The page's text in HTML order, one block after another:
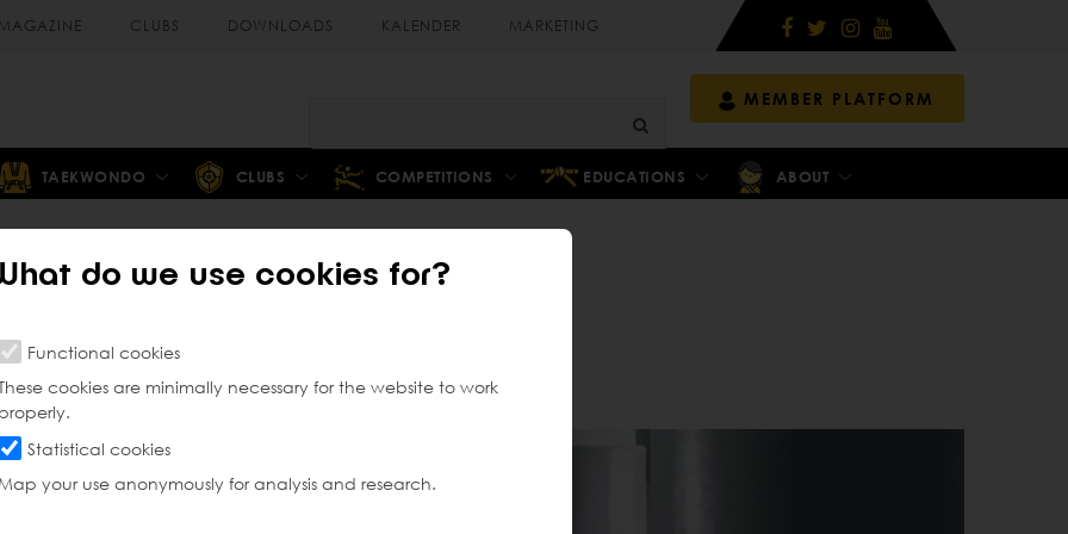
do we use cookies for?
Functional cookies
cookies are minimally necessary for the website to work
properly.
Statistical cookies
Map your use anonymously for analysis and research.
MAGAZINE CLUBS DOWNLOADS KALENDER MARKETING
MEMBER PLATFORM
TAEKWONDO CLUBS COMPETITIONS EDUCATIONS ABOUT